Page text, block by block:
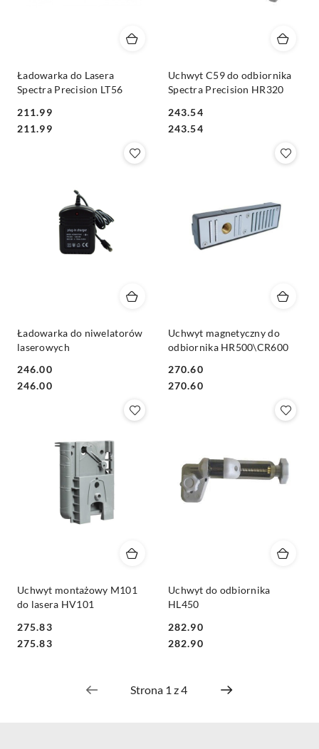
Ładowarka do Lasera
Spectra Precision LT56
Cena:
211.99
Cena:
211.99
Uchwyt C59 do odbiornika
Spectra Precision HR320
Cena:
243.54
Cena:
243.54
Ładowarka do niwelatorów
laserowych
Cena:
246.00
Cena:
246.00
Uchwyt magnetyczny do
odbiornika HR500\CR600
Cena:
270.60
Cena:
270.60
Uchwyt montażowy M101
do lasera HV101
Cena:
275.83
Cena:
275.83
Uchwyt do odbiornika
HL450
Cena:
282.90
Cena:
282.90